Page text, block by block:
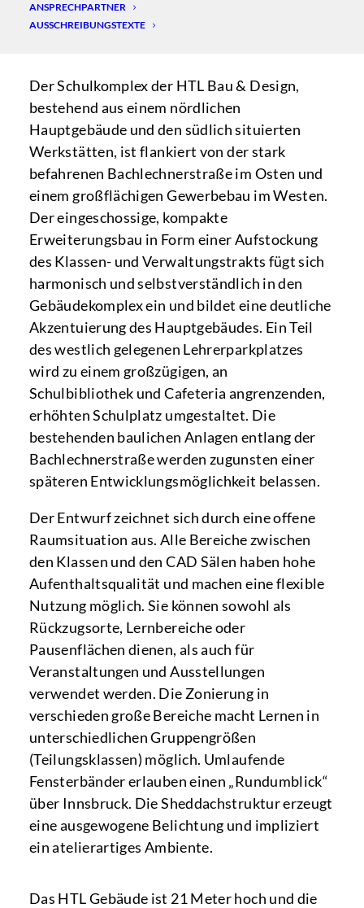
ANSPRECHPARTNER
AUSSCHREIBUNGSTEXTE
Der Schulkomplex der HTL Bau & Design,
bestehend aus einem nördlichen
Hauptgebäude und den südlich situierten
Werkstätten, ist flankiert von der stark
befahrenen Bachlechnerstraße im Osten und
einem großflächigen Gewerbebau im Westen.
Der eingeschossige, kompakte
Erweiterungsbau in Form einer Aufstockung
des Klassen- und Verwaltungstrakts fügt sich
harmonisch und selbstverständlich in den
Gebäudekomplex ein und bildet eine deutliche
Akzentuierung des Hauptgebäudes. Ein Teil
des westlich gelegenen Lehrerparkplatzes
wird zu einem großzügigen, an
Schulbibliothek und Cafeteria angrenzenden,
erhöhten Schulplatz umgestaltet. Die
bestehenden baulichen Anlagen entlang der
Bachlechnerstraße werden zugunsten einer
späteren Entwicklungsmöglichkeit belassen.
Der Entwurf zeichnet sich durch eine offene
Raumsituation aus. Alle Bereiche zwischen
den Klassen und den CAD Sälen haben hohe
Aufenthaltsqualität und machen eine flexible
Nutzung möglich. Sie können sowohl als
Rückzugsorte, Lernbereiche oder
Pausenflächen dienen, als auch für
Veranstaltungen und Ausstellungen
verwendet werden. Die Zonierung in
verschieden große Bereiche macht Lernen in
unterschiedlichen Gruppengrößen
(Teilungsklassen) möglich. Umlaufende
Fensterbänder erlauben einen „Rundumblick“
über Innsbruck. Die Sheddachstruktur erzeugt
eine ausgewogene Belichtung und impliziert
ein atelierartiges Ambiente.
Das HTL Gebäude ist 21 Meter hoch und die